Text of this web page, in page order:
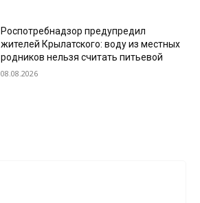
Роспотребнадзор предупредил
жителей Крылатского: воду из местных
родников нельзя считать питьевой
08.08.2026